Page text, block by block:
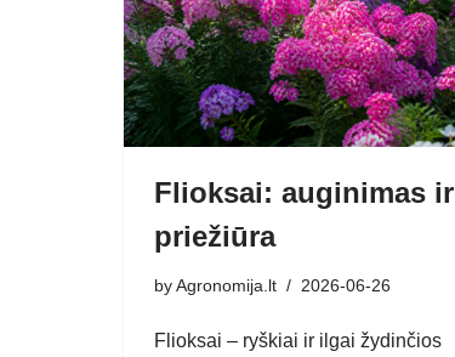
Flioksai: auginimas ir
priežiūra
byAgronomija.lt 2026-06-26
Flioksai – ryškiai ir ilgai žydinčios